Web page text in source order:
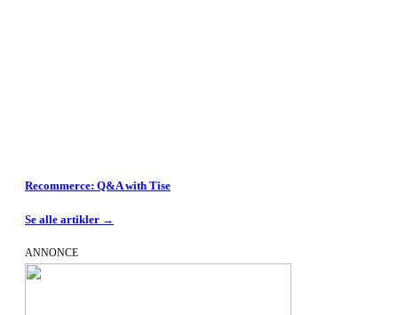
Recommerce: Q&A with Tise
Se alle artikler →
ANNONCE